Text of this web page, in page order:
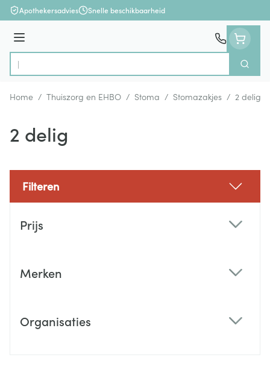
Ga naar de inhoud
Apothekersadvies Snelle beschikbaarheid
Menu
Product, merk, categorie...
Zoek
Home / Thuiszorg en EHBO / Stoma / Stomazakjes / 2 delig
2 delig
Filteren
Prijs
Merken
Organisaties